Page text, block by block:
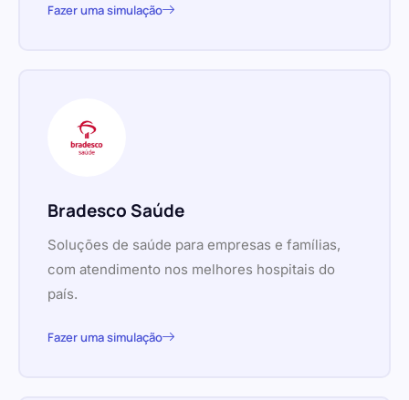
Fazer uma simulação
Bradesco Saúde
Soluções de saúde para empresas e famílias,
com atendimento nos melhores hospitais do
país.
Fazer uma simulação